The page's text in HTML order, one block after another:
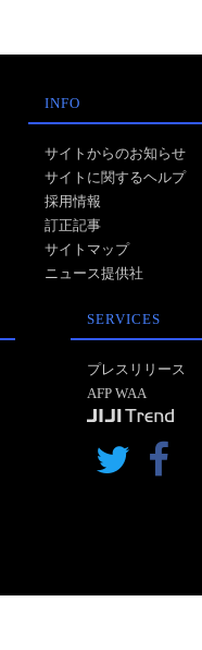
INFO
サイトからのお知らせ
サイトに関するヘルプ
採用情報
訂正記事
サイトマップ
ニュース提供社
SERVICES
プレスリリース
AFP WAA